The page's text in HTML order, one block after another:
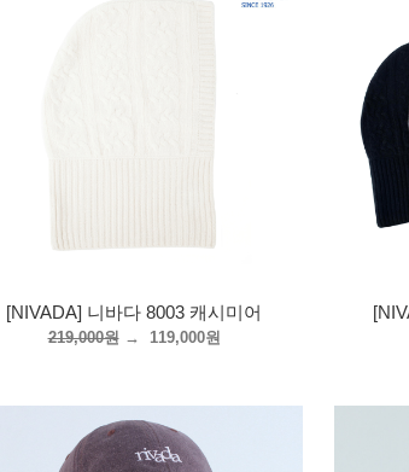
[NIVADA] 니바다 8003 캐시미어
219,000원→ 119,000원